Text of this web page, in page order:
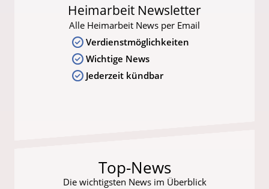
Heimarbeit Newsletter
Alle Heimarbeit News per Email
Verdienstmöglichkeiten
Wichtige News
Jederzeit kündbar
Top-News
Die wichtigsten News im Überblick